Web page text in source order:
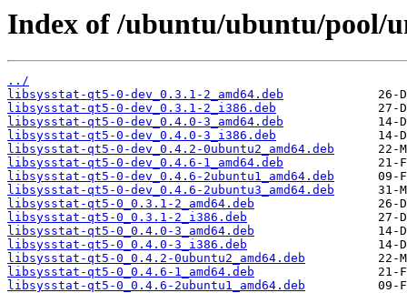
Index of /ubuntu/ubuntu/pool/
../
libsysstat-qt5-0-dev_0.3.1-2_amd64.deb
libsysstat-qt5-0-dev_0.3.1-2_i386.deb
libsysstat-qt5-0-dev_0.4.0-3_amd64.deb
libsysstat-qt5-0-dev_0.4.0-3_i386.deb
libsysstat-qt5-0-dev_0.4.2-0ubuntu2_amd64.deb
libsysstat-qt5-0-dev_0.4.6-1_amd64.deb
libsysstat-qt5-0-dev_0.4.6-2ubuntu1_amd64.deb
libsysstat-qt5-0-dev_0.4.6-2ubuntu3_amd64.deb
libsysstat-qt5-0_0.3.1-2_amd64.deb
libsysstat-qt5-0_0.3.1-2_i386.deb
libsysstat-qt5-0_0.4.0-3_amd64.deb
libsysstat-qt5-0_0.4.0-3_i386.deb
libsysstat-qt5-0_0.4.2-0ubuntu2_amd64.deb
libsysstat-qt5-0_0.4.6-1_amd64.deb
libsysstat-qt5-0_0.4.6-2ubuntu1_amd64.deb